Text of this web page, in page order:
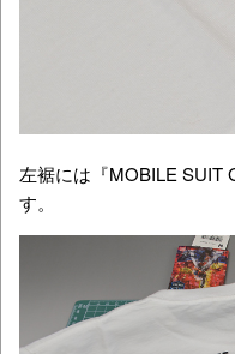
左裾には『MOBILE SUIT
す。